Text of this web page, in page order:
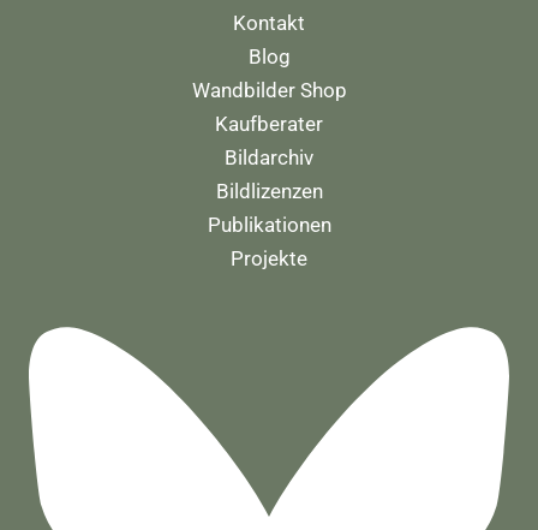
Kontakt
Blog
Wandbilder Shop
Kaufberater
Bildarchiv
Bildlizenzen
Publikationen
Projekte